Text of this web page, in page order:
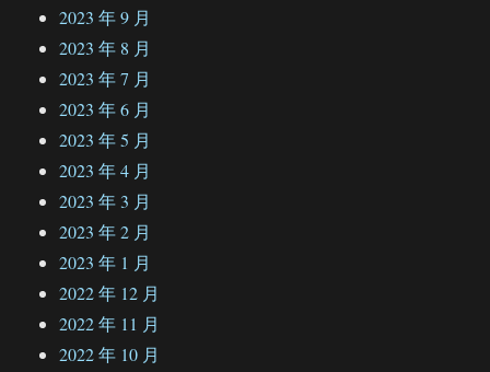
2023 年 9 月
2023 年 8 月
2023 年 7 月
2023 年 6 月
2023 年 5 月
2023 年 4 月
2023 年 3 月
2023 年 2 月
2023 年 1 月
2022 年 12 月
2022 年 11 月
2022 年 10 月